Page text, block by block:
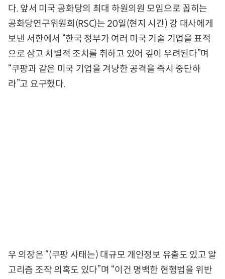
다. 앞서 미국 공화당의 최대 하원의원 모임으로 꼽히는
공화당연구위원회(RSC)는 20일(현지 시간) 강 대사에게
보낸 서한에서 “한국 정부가 여러 미국 기술 기업을 표적
으로 삼고 차별적 조치를 취하고 있어 깊이 우려된다”며
“쿠팡과 같은 미국 기업을 겨냥한 공격을 즉시 중단하
라”고 요구했다.
우 의장은 “(쿠팡 사태는) 대규모 개인정보 유출도 있고 알
고리즘 조작 의혹도 있다”며 “이건 명백한 현행법을 위반